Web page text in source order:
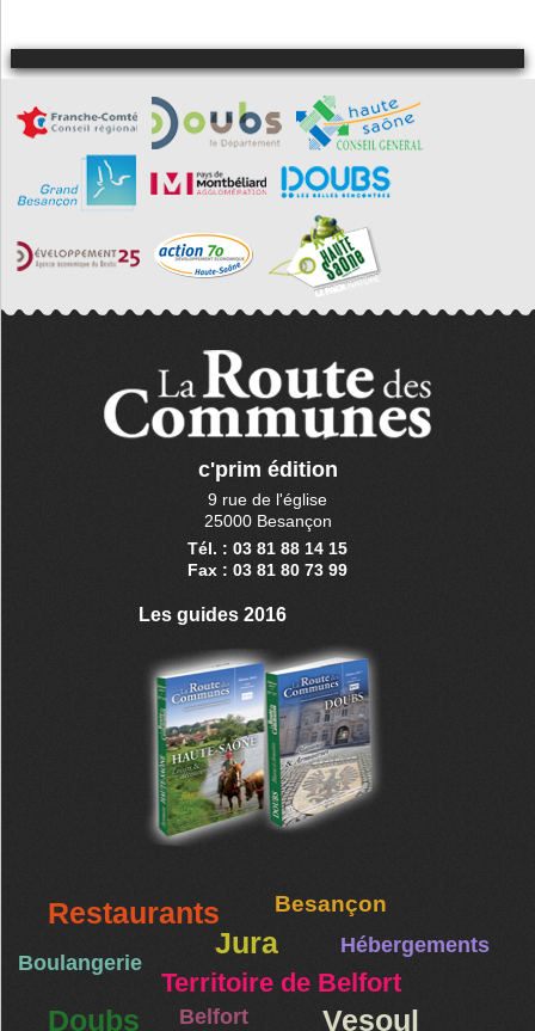
c'prim édition
9 rue de l'église
25000 Besançon
Tél. : 03 81 88 14 15
Fax : 03 81 80 73 99
Les guides 2016
Restaurants Besançon
Jura Hébergements
Boulangerie
Territoire de Belfort
Doubs Belfort Vesoul